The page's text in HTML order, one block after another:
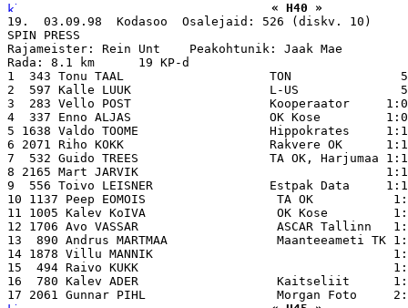
« H40 »
19.  03.09.98  Kodasoo  Osalejaid: 526 (diskv. 10)
SPIN PRESS
Rajameister: Rein Unt    Peakohtunik: Jaak Mae
Rada: 8.1 km      19 KP-d
1  343 Tonu TAAL                    TON
2  597 Kalle LUUK                   L-US
3  283 Vello POST                   Kooperaator
4  337 Enno ALJAS                   OK Kose
5 1638 Valdo TOOME                  Hippokrates
6 2071 Riho KOKK                    Rakvere OK
7  532 Guido TREES                  TA OK, Harjumaa
8 2165 Mart JARVIK
9  556 Toivo LEISNER                Estpak Data
10 1137 Peep EOMOIS                  TA OK
11 1005 Kalev KoIVA                  OK Kose
12 1706 Avo VASSAR                   ASCAR Tallinn
13  890 Andrus MARTMAA               Maanteeameti TK
14 1878 Villu MANNIK
15  494 Raivo KUKK
16  780 Kalev ADER                   Kaitseliit